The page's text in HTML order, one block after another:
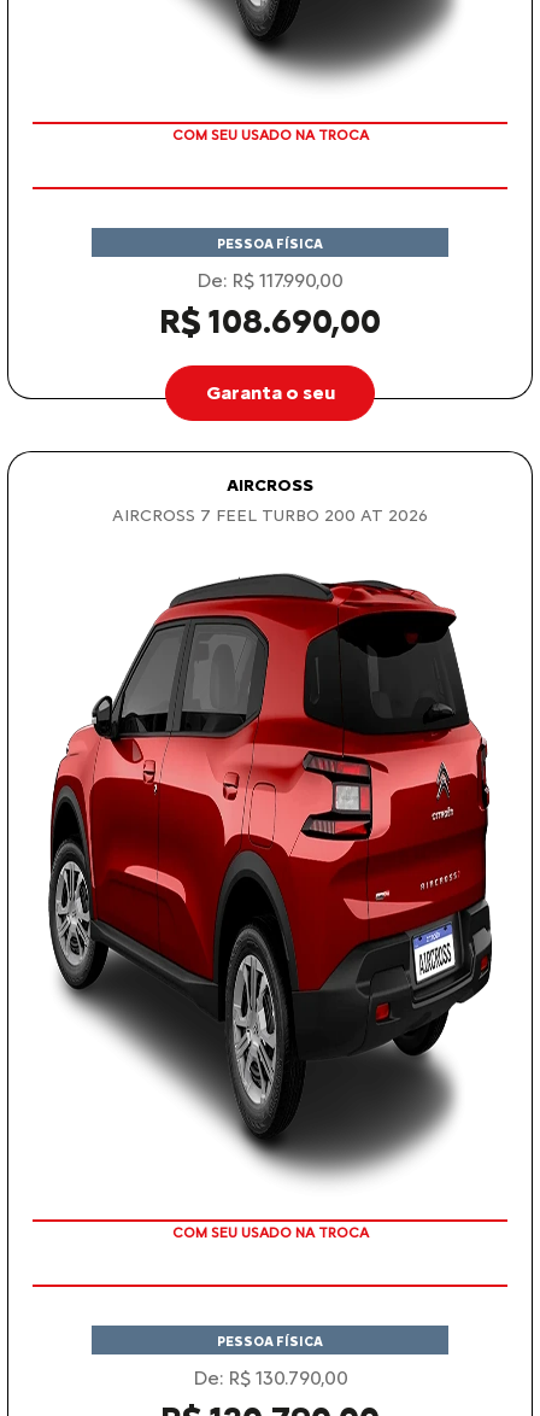
TAXA ZERO EM 12X
PESSOA FÍSICA
De: R$ 117.990,00
R$ 108.690,00
Garanta o seu
AIRCROSS
AIRCROSS 7 FEEL TURBO 200 AT 2026
TAXA ZERO
PESSOA FÍSICA
De: R$ 130.790,00